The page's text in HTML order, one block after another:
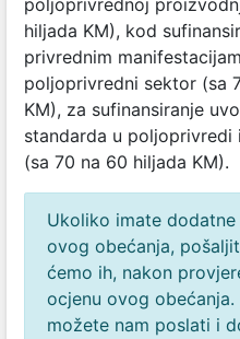
poljoprivrednoj
hiljada KM), kod
privrednim
poljoprivredni sektor (sa
KM), za sufinansiranje
standarda u poljoprivredi
(sa 70 na 60 hiljada KM).
Ukoliko imate
ovog obećanja,
ćemo ih, nakon
ocjenu ovog
možete nam poslati i